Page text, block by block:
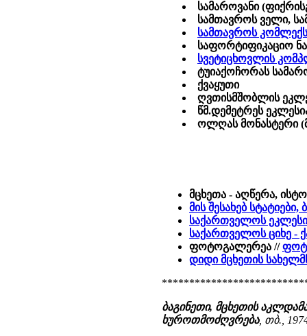
სამაროვანი
სამთავროს ველი,
სამთავროს
საფორტიფიკაციო
სვეტიცხოვლის
ტუიაქოჩორას
ქვაყუთი
ღვთისმშობლის
წმ.დემეტრეს
ოლღას მონასტერი
მცხეთა - აღწერა,
მის შესახებ
საქართველოს
საქართველოს ციხე -
ფოტოგალერეა //
დიდი მცხეთის
ბაგინეთი, მცხეთის
ხუროთმოძღვრება, თბ.,